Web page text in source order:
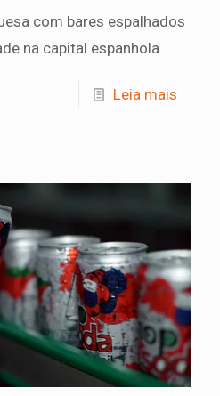
com bares espalhados
na capital espanhola
Leia mais